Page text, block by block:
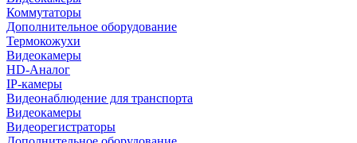
Коммутаторы
Дополнительное оборудование
Термокожухи
Видеокамеры
HD-Аналог
IP-камеры
Видеонаблюдение для транспорта
Видеокамеры
Видеорегистраторы